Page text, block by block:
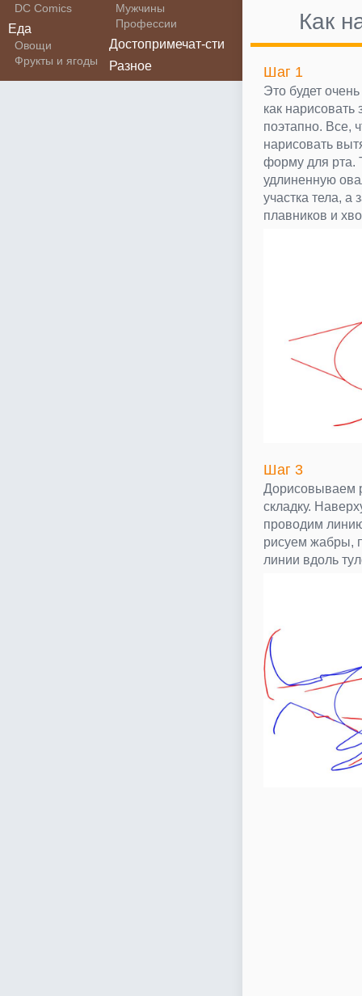
DC Comics
Еда
Овощи
Фрукты и ягоды
Мужчины
Профессии
Достопримечат-сти
Разное
Как
Шаг 1
Это будет
как
поэтапно. Все,
нарисовать
форму для рта.
удлиненную
участка тела, а
плавников и
Шаг 3
Дорисовываем
складку.
проводим
рисуем жабры,
линии вдоль